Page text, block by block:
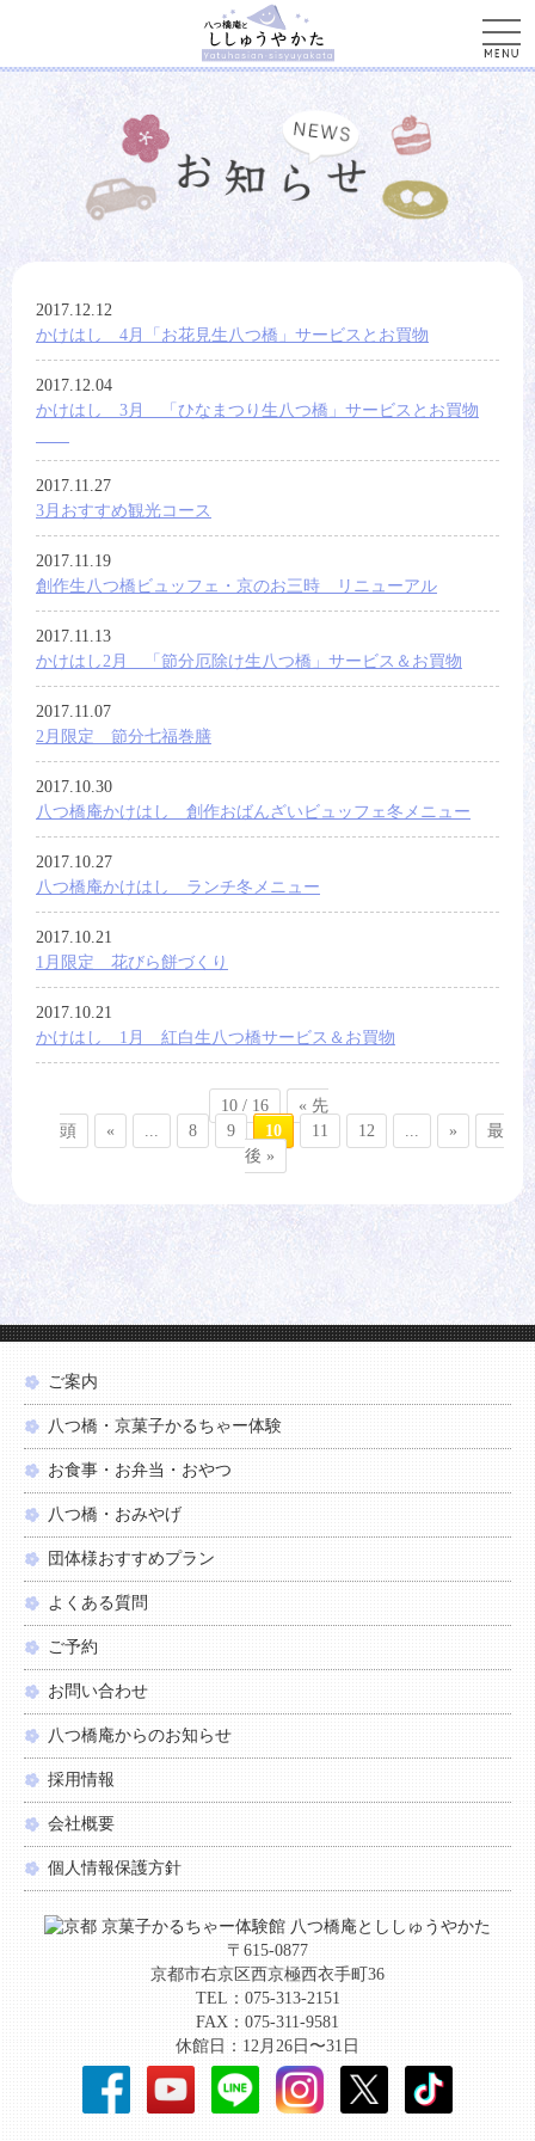
2017.12.12
かけはし 4月「お花見生八つ橋」サービスとお買物
2017.12.04
かけはし 3月 「ひなまつり生八つ橋」サービスとお買物
2017.11.27
3月おすすめ観光コース
2017.11.19
創作生八つ橋ビュッフェ・京のお三時 リニューアル
2017.11.13
かけはし2月 「節分厄除け生八つ橋」サービス＆お買物
2017.11.07
2月限定 節分七福巻膳
2017.10.30
八つ橋庵かけはし 創作おばんざいビュッフェ冬メニュー
2017.10.27
八つ橋庵かけはし ランチ冬メニュー
2017.10.21
1月限定 花びら餅づくり
2017.10.21
かけはし 1月 紅白生八つ橋サービス＆お買物
10 / 16
« 先
頭
« 8 9 10 11 12 »
最
後 »
ご案内
八つ橋・京菓子かるちゃー体験
お食事・お弁当・おやつ
八つ橋・おみやげ
団体様おすすめプラン
よくある質問
ご予約
お問い合わせ
八つ橋庵からのお知らせ
採用情報
会社概要
個人情報保護方針
〒615-0877
京都市右京区西京極西衣手町36
TEL：075-313-2151
FAX：075-311-9581
休館日：12月26日〜31日